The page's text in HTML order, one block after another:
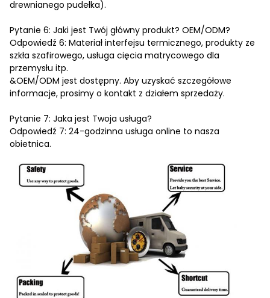
drewnianego pudełka).
Pytanie 6: Jaki jest Twój główny produkt? OEM/ODM?
Odpowiedź 6: Materiał interfejsu termicznego, produkty ze
szkła szafirowego, usługa cięcia matrycowego dla
przemysłu itp.
&OEM/ODM jest dostępny. Aby uzyskać szczegółowe
informacje, prosimy o kontakt z działem sprzedaży.
Pytanie 7: Jaka jest Twoja usługa?
Odpowiedź 7: 24-godzinna usługa online to nasza
obietnica.